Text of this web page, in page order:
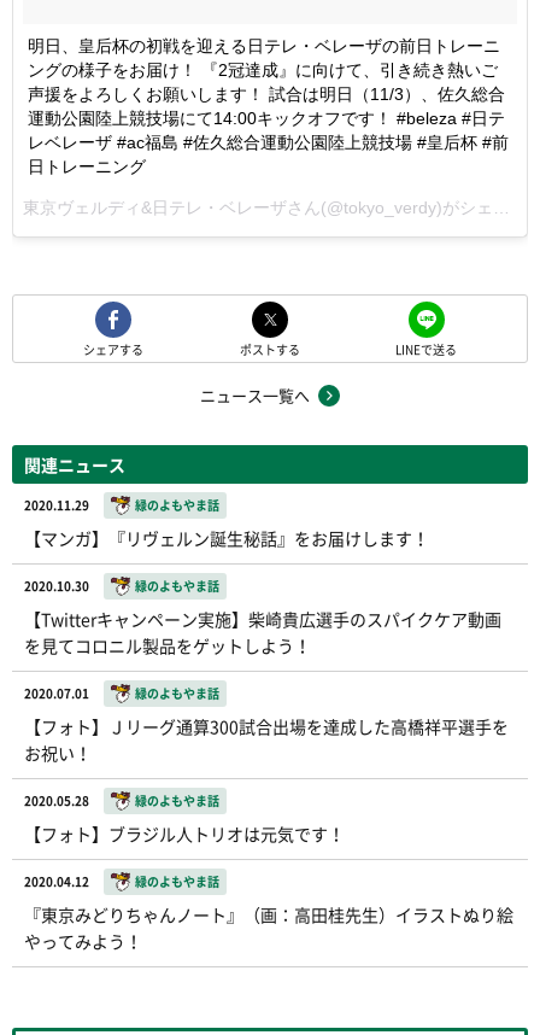
明日、皇后杯の初戦を迎える日テレ・ベレーザの前日トレーニ
ングの様子をお届け！ 『2冠達成』に向けて、引き続き熱いご
声援をよろしくお願いします！ 試合は明日（11/3）、佐久総合
運動公園陸上競技場にて14:00キックオフです！ #beleza #日テ
レベレーザ #ac福島 #佐久総合運動公園陸上競技場 #皇后杯 #前
日トレーニング
シェアする ポストする LINEで送る
ニュース一覧へ
関連ニュース
2020.11.29 緑のよもやま話
【マンガ】『リヴェルン誕生秘話』をお届けします！
2020.10.30 緑のよもやま話
【Twitterキャンペーン実施】柴崎貴広選手のスパイクケア動画
を見てコロニル製品をゲットしよう！
2020.07.01 緑のよもやま話
【フォト】Ｊリーグ通算300試合出場を達成した高橋祥平選手を
お祝い！
2020.05.28 緑のよもやま話
【フォト】ブラジル人トリオは元気です！
2020.04.12 緑のよもやま話
『東京みどりちゃんノート』（画：高田桂先生）イラストぬり絵
やってみよう！